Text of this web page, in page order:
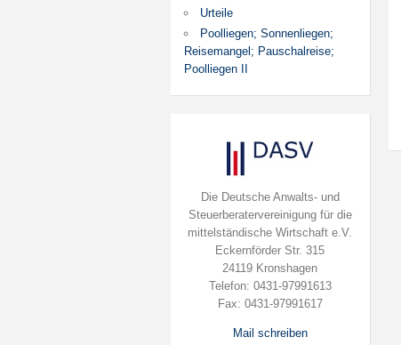
Urteile
Poolliegen; Sonnenliegen;
Reisemangel; Pauschalreise;
Poolliegen II
Die Deutsche Anwalts- und
Steuerberatervereinigung für die
mittelständische Wirtschaft e.V.
Eckernförder Str. 315
24119 Kronshagen
Telefon: 0431-97991613
Fax: 0431-97991617
Mail schreiben